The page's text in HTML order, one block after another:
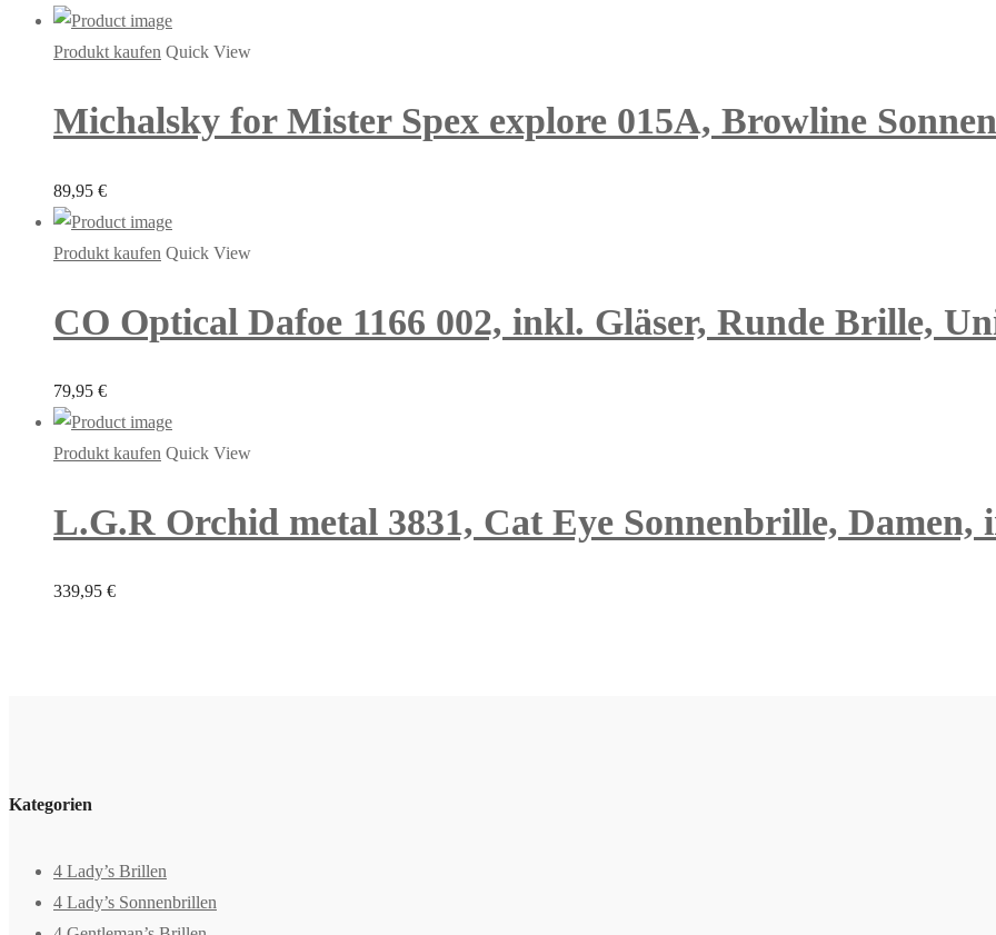
Produkt kaufen Quick View
Michalsky for Mister Spex explore 015A, Browline
89,95 €
Produkt kaufen Quick View
CO Optical Dafoe 1166 002, inkl. Gläser, Runde Brille,
79,95 €
Produkt kaufen Quick View
L.G.R Orchid metal 3831, Cat Eye Sonnenbrille, Damen,
339,95 €
Kategorien
4 Lady’s Brillen
4 Lady’s Sonnenbrillen